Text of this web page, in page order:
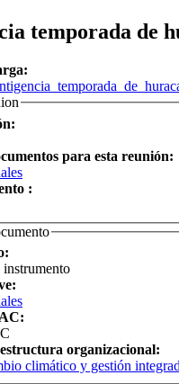
temporada de
para esta reunión:
:
instrumento
organizacional:
climático y gestión